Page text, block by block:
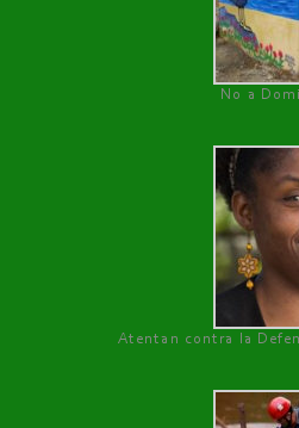
No a
Atentan contra la